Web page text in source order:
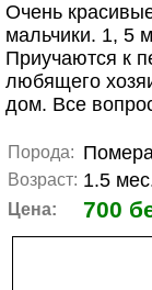
Очень
мальчики. 1, 5
Приучаются к
любящего
дом. Все
Порода:
Возраст: 1.5
Цена: 700